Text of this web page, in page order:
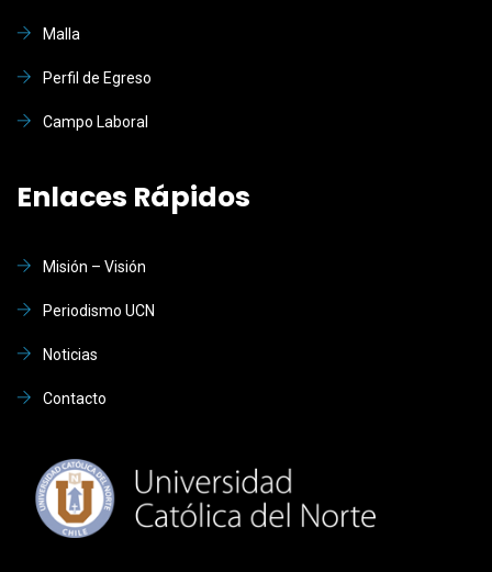
Malla
Perfil de Egreso
Campo Laboral
Enlaces Rápidos
Misión – Visión
Periodismo UCN
Noticias
Contacto